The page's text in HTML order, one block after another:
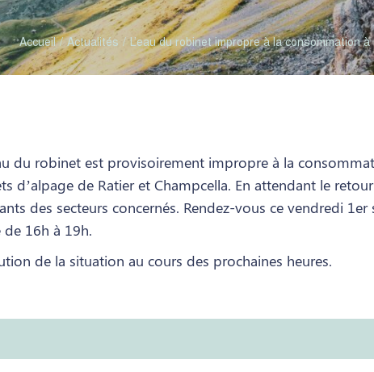
Accueil Actualités L’eau du robinet impropre à la consommation
du robinet est provisoirement impropre à la
d’alpage de Ratier et Champcella. En attendant le
des secteurs concernés. Rendez-vous ce vendredi
16h à 19h.
de la situation au cours des prochaines heures.